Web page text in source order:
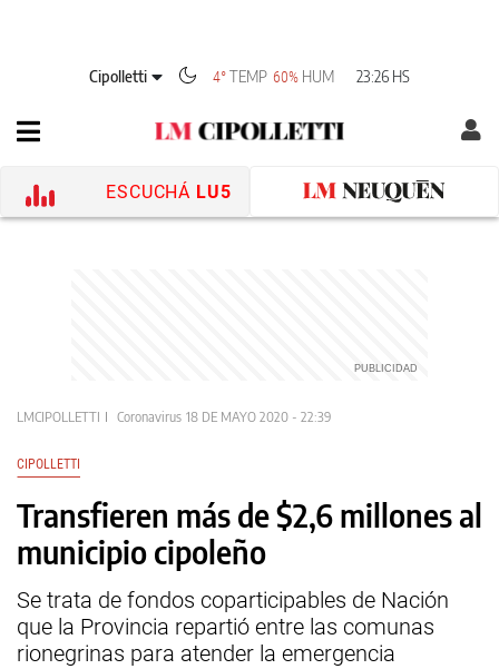
Cipolletti 4°TEMP 60% HUM 23:26 HS
ESCUCHÁ LU5
LMCIPOLLETTI Coronavirus 18 DE MAYO 2020 - 22:39
CIPOLLETTI
Transfieren más de $2,6 millones al
municipio cipoleño
Se trata de fondos coparticipables de Nación
que la Provincia repartió entre las comunas
rionegrinas para atender la emergencia